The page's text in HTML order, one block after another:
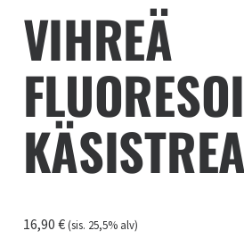
VIHREÄ
16,90 € (sis. 25,5% alv)